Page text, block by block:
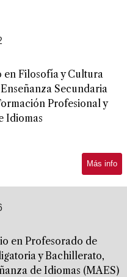
en Filosofía y Cultura
Secundaria
Profesional y
Idiomas
Más info
en Profesorado de
y Bachillerato,
de Idiomas (MAES)